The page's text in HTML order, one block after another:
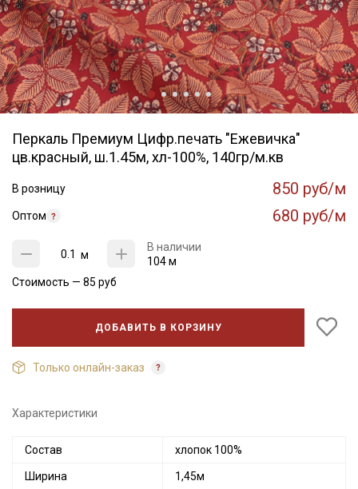
Перкаль Премиум Цифр.печать "Ежевичка"
цв.красный, ш.1.45м, хл-100%, 140гр/м.кв
В розницу 850 руб/м
Оптом 680 руб/м
м
В наличии
104 м
Стоимость — 85 руб
ДОБАВИТЬ В КОРЗИНУ
Только онлайн-заказ
Характеристики
Состав хлопок 100%
Ширина 1,45м